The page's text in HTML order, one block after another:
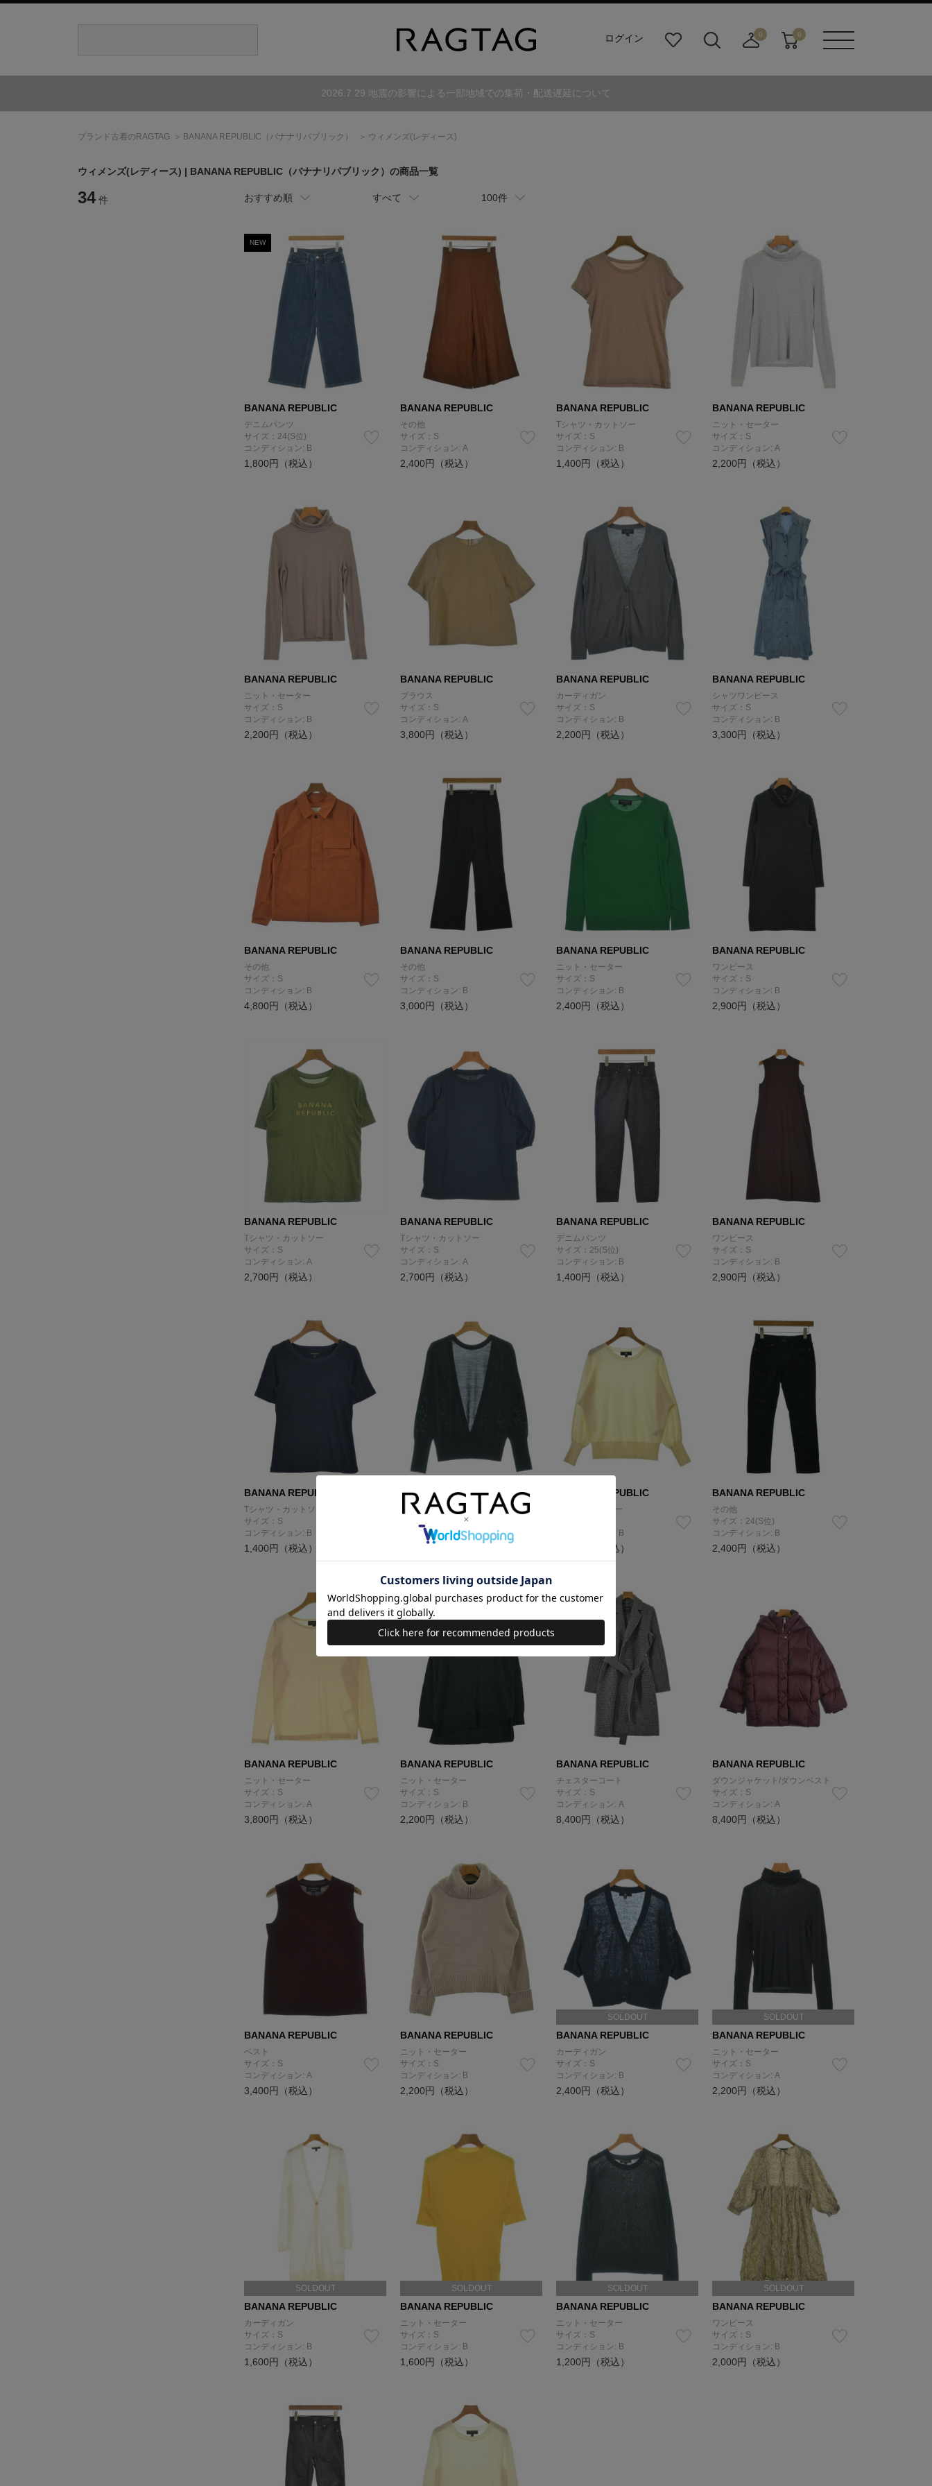
ログイン
り
ダ
0
寄
0
2026.7.29 地震の影響による一部地域での集荷・配送遅延について
ブランド古着のRAGTAG BANANA REPUBLIC （バナナリパブリック） ウィメンズ(レディース)
ウィメンズ(レディース) | BANANA REPUBLIC （バナナリパブリック） の商品一覧
34 件 おすすめ順 すべて 100件
NEW
BANANA REPUBLIC
デニムパンツ
サイズ：24(S位)
コンディション: B
1,800円（税込）
BANANA REPUBLIC
その他
サイズ：S
コンディション: A
2,400円（税込）
BANANA REPUBLIC
Tシャツ・カットソー
サイズ：S
コンディション: B
1,400円（税込）
BANANA REPUBLIC
ニット・セーター
サイズ：S
コンディション: A
2,200円（税込）
BANANA REPUBLIC
ニット・セーター
サイズ：S
コンディション: B
2,200円（税込）
BANANA REPUBLIC
ブラウス
サイズ：S
コンディション: A
3,800円（税込）
BANANA REPUBLIC
カーディガン
サイズ：S
コンディション: B
2,200円（税込）
BANANA REPUBLIC
シャツワンピース
サイズ：S
コンディション: B
3,300円（税込）
BANANA REPUBLIC
その他
サイズ：S
コンディション: B
4,800円（税込）
BANANA REPUBLIC
その他
サイズ：S
コンディション: B
3,000円（税込）
BANANA REPUBLIC
ニット・セーター
サイズ：S
コンディション: B
2,400円（税込）
BANANA REPUBLIC
ワンピース
サイズ：S
コンディション: B
2,900円（税込）
BANANA REPUBLIC
Tシャツ・カットソー
サイズ：S
コンディション: A
2,700円（税込）
BANANA REPUBLIC
Tシャツ・カットソー
サイズ：S
コンディション: A
2,700円（税込）
BANANA REPUBLIC
デニムパンツ
サイズ：25(S位)
コンディション: B
1,400円（税込）
BANANA REPUBLIC
ワンピース
サイズ：S
コンディション: B
2,900円（税込）
BANANA REPUBLIC
Tシャツ・カットソー
サイズ：S
コンディション: B
1,400円（税込）
BANANA REPUBLIC
ニット・セーター
コンディション: B
BANANA REPUBLIC
ニット・セーター
コンディション: B
3,600円（税込）
BANANA REPUBLIC
その他
サイズ：24(S位)
コンディション: B
2,400円（税込）
BANANA REPUBLIC
ニット・セーター
サイズ：S
コンディション: A
3,800円（税込）
BANANA REPUBLIC
ニット・セーター
サイズ：S
コンディション: B
2,200円（税込）
BANANA REPUBLIC
チェスターコート
サイズ：S
コンディション: A
8,400円（税込）
BANANA REPUBLIC
ダウンジャケット/ダウンベスト
サイズ：S
コンディション: A
8,400円（税込）
BANANA REPUBLIC
ベスト
サイズ：S
コンディション: A
3,400円（税込）
BANANA REPUBLIC
ニット・セーター
サイズ：S
コンディション: B
2,200円（税込）
SOLDOUT
BANANA REPUBLIC
カーディガン
サイズ：S
コンディション: B
2,400円（税込）
SOLDOUT
BANANA REPUBLIC
ニット・セーター
サイズ：S
コンディション: A
2,200円（税込）
SOLDOUT
BANANA REPUBLIC
カーディガン
サイズ：S
コンディション: B
1,600円（税込）
SOLDOUT
BANANA REPUBLIC
ニット・セーター
サイズ：S
コンディション: B
1,600円（税込）
SOLDOUT
BANANA REPUBLIC
ニット・セーター
サイズ：S
コンディション: B
1,200円（税込）
SOLDOUT
BANANA REPUBLIC
ワンピース
サイズ：S
コンディション: B
2,000円（税込）